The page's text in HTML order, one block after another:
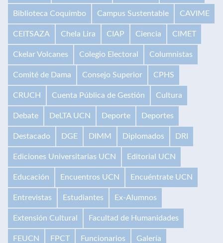
Biblioteca Coquimbo Campus Sustentable CAVIME
CEITSAZA Chela Lira CIAP Ciencia CIMET
Ckelar Volcanes Colegio Electoral Columnistas
Comité de Dama Consejo Superior CPHS
CRUCH Cuenta Pública de Gestión Cultura
Debate DeLTA UCN Deporte Deportes
Destacado DGE DIMM Diplomados DRI
Ediciones Universitarias UCN Editorial UCN
Educación Encuentros UCN Encuéntrate UCN
Entrevistas Estudiantes Ex-Alumnos
Extensión Cultural Facultad de Humanidades
FEUCN FPCT Funcionarios Galería